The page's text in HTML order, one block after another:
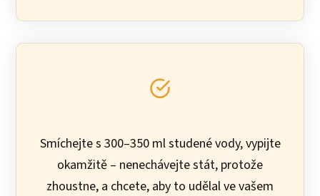
Smíchejte s 300–350 ml studené vody, vypijte
okamžitě – nenechávejte stát, protože
zhoustne, a chcete, aby to udělal ve vašem